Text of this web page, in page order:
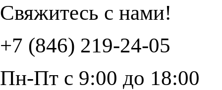
Свяжитесь с нами!
+7 (846) 219-24-05
Пн-Пт с 9:00 до 18:00